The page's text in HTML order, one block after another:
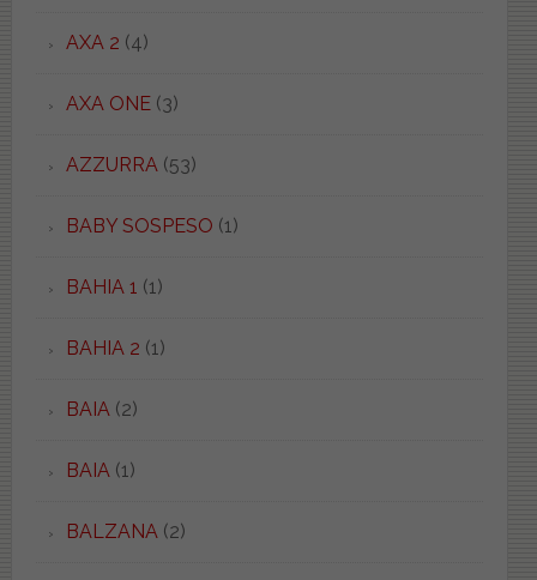
AXA 2 (4)
AXA ONE(3)
AZZURRA(53)
BABY SOSPESO (1)
BAHIA 1 (1)
BAHIA 2 (1)
BAIA(2)
BAIA(1)
BALZANA(2)